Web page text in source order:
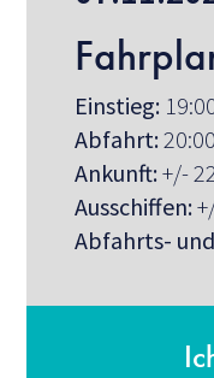
Einstieg:
Abfahrt:20:00
Ankunft:+/-
Ausschiffen:
Abfahrts-